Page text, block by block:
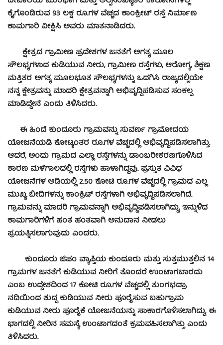
ಕೈಗೊಂಡಿರುವ 93 ಲಕ್ಷ ರೂ.ಗಳ ವೆಚ್ಚದ ಕಾಂಕ್ರೀಟ್ ರಸ್ತೆ ನಿರ್ಮಾಣ
ಕಾಮಗಾರಿ ವೀಕ್ಷಿಸಿ ಅವರು ಮಾತನಾಡಿದರು.
ಕ್ಷೇತ್ರದ ಗ್ರಾಮೀಣ ಪ್ರದೇಶಗಳ ಜನತೆಗೆ ಅಗತ್ಯ ಮೂಲ
ಸೌಲಭ್ಯಗಳಾದ ಕುಡಿಯುವ ನೀರು, ಗ್ರಾಮೀಣ ರಸ್ತೆಗಳು, ಆರೋಗ್ಯ, ಶಿಕ್ಷಣ
ಮತ್ತಿತರ ಅಗತ್ಯ ಮೂಲಭೂತ ಸೌಲಭ್ಯಗಳನ್ನು ಒದಗಿಸಿ ರಾಜ್ಯದಲ್ಲಿಯೇ
ನನ್ನ ಕ್ಷೇತ್ರವನ್ನು ಮಾದರಿ ಕ್ಷೇತ್ರವನ್ನಾಗಿ ಅಭಿವೃದ್ಧಿಪಡಿಸುವ ಸಂಕಲ್ಪ
ಮಾಡಿದ್ದೇನೆ ಎಂದು ತಿಳಿಸಿದರು.
ಈ ಹಿಂದೆ ಕುಂದೂರು ಗ್ರಾಮವನ್ನು ಸುವರ್ಣ ಗ್ರಾಮೋದಯ
ಯೋಜನೆಯಡಿ ಕೋಟ್ಯಂತರ ರೂ.ಗಳ ವೆಚ್ಚದಲ್ಲಿ ಅಭಿವೃದ್ಧಿಪಡಿಸಲಾಗಿತ್ತು.
ಆದರೆ, ಅಂದು ಗ್ರಾಮದ ಎಲ್ಲಾ ರಸ್ತೆಗಳನ್ನು ಡಾಂಬರೀಕರಣಗೊಳಿಸಿದ
ಕಾರಣ ಮಳೆಗಾಲದಲ್ಲಿ ರಸ್ತೆಗಳು ಹಾಳಾಗಿದ್ದವು. ಪ್ರಸ್ತುತ ವಿವಿಧ
ಯೋಜನೆಗಳ ಅಡಿಯಲ್ಲಿ 2.50 ಕೋಟಿ ರೂ.ಗಳ ವೆಚ್ಚದಲ್ಲಿ ಗ್ರಾಮದ ಎಲ್ಲ
ಮುಖ್ಯ ಬೀದಿಗಳನ್ನು ಕಾಂಕ್ರಿಟ್ ರಸ್ತೆಗಳಾಗಿ ಅಭಿವೃದ್ಧಿಪಡಿಸಲಾಗಿದೆ.
ಗ್ರಾಮವನ್ನು ಮಾದರಿ ಗ್ರಾಮವನ್ನಾಗಿ ಅಭಿವೃದ್ಧಿಪಡಿಸಲಾಗಿದ್ದು, ಇನ್ನುಳಿದ
ಕಾಮಗಾರಿಗಳಿಗೆ ಹಂತ ಹಂತವಾಗಿ ಅನುದಾನ ನೀಡಲು
ಪ್ರಯತ್ನಿಸಲಾಗುವುದು ಎಂದರು.
ಕುಂದೂರು ಜಿಪಂ ವ್ಯಾಪ್ತಿಯ ಕುಂದೂರು ಮತ್ತು ಸುತ್ತಮುತ್ತಲಿನ 14
ಗ್ರಾಮಗಳ ಜನತೆಗೆ ಕುಡಿಯುವ ನೀರಿಗೆ ತೊಂದರೆ ಉಂಟಾಗಬಾರದು
ಎಂಬ ಉದ್ದೇಶದಿಂದ 17 ಕೋಟಿ ರೂ.ಗಳ ವೆಚ್ಚದಲ್ಲಿ ತುಂಗಭದ್ರಾ
ನದಿಯಿಂದ ಶುದ್ಧ ಕುಡಿಯುವ ನೀರು ಪೂರೈಸುವ ಬಹುಗ್ರಾಮ
ಕುಡಿಯುವ ನೀರು ಪೂರೈಕೆ ಯೋಜನೆಯನ್ನು ಸಾಕಾರಗೊಳಿಸಲಾಗಿದ್ದು, ಈ
ಭಾಗದಲ್ಲಿ ನೀರಿನ ಸಮಸ್ಯೆ ಉಂಟಾಗದಂತೆ ಕ್ರಮವಹಿಸಲಾಗಿತ್ತು ಎಂದು
ತಿಳಿಸಿದರು.